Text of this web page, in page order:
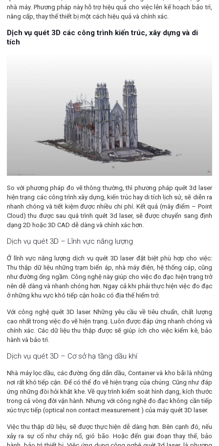
nhà máy. Phương pháp này hỗ trợ hiệu quả cho việc lên kế hoạch bảo trì,
nâng cấp, thay thế thiết bị một cách hiệu quả và chính xác.
Dịch vụ quét 3D các công trình kiến trúc, xây dựng và di
tích
So với phương pháp đo vẽ thông thường, thì phương pháp quét 3d laser
hiện trạng các công trình xây dựng, kiến trúc hay di tích lịch sử, sẽ diễn ra
nhanh chóng và tiết kiệm được nhiều chi phí. Kết quả (mây điểm – Point
Cloud) thu được sau quá trình quét 3d laser, sẽ được chuyển sang định
dạng 2D hoặc 3D CAD dễ dàng và chính xác hơn.
Dịch vụ quét 3D – Lĩnh vực năng lượng
Ở lĩnh vực năng lượng dịch vụ quét 3D laser đặt biệt phù hợp cho việc:
Thu thập dữ liệu những trạm biến áp, nhà máy điện, hệ thống cáp, cũng
như đường ống ngầm. Công nghệ này giúp cho việc đo đạc hiện trạng trở
nên dễ dàng và nhanh chóng hơn. Ngay cả khi phải thực hiện việc đo đạc
ở những khu vực khó tiếp cận hoăc có địa thế hiểm trở.
Với công nghệ quét 3D laser. Những yêu cầu về tiêu chuẩn, chất lượng
cao nhất trong việc đo vẽ hiện trạng. Luôn được đáp ứng nhanh chóng và
chính xác. Các dữ liệu thu thập được sẽ giúp ích cho việc kiểm kê, bảo
hành và bảo trì.
Dịch vụ quét 3D – Cơ sở hạ tầng dầu khí
Nhà máy lọc dầu, các đường ống dẫn dầu, Container và kho bãi là những
nơi rất khó tiếp cận. Để có thể đo vẽ hiện trạng của chúng. Cũng như đáp
ứng những đòi hỏi khắt khe. Về quy trình kiểm soát hình dạng, kích thước
trong cả vòng đời vận hành. Nhưng với công nghệ đo đạc không cần tiếp
xúc trực tiếp (optical non contact measurement ) của máy quét 3D laser.
Việc thu thập dữ liệu, sẽ được thực hiện dễ dàng hơn. Bên cạnh đó, nếu
xảy ra sự cố như cháy nổ, gió bão. Hoặc đến giai đoạn thay thế, bảo